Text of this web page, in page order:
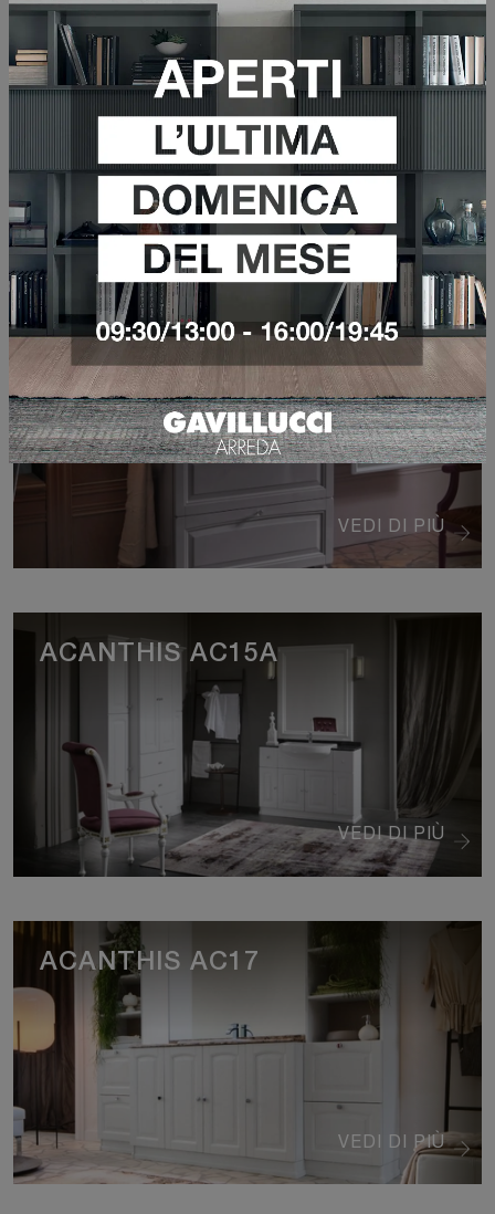
VEDI DI PIÙ
EGOISTA EG08
VEDI DI PIÙ
ACANTHIS AC14
VEDI DI PIÙ
ACANTHIS AC15A
VEDI DI PIÙ
ACANTHIS AC17